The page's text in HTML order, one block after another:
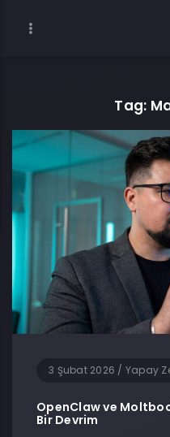
Tag:
3 Şubat 2026 / Yapay
OpenClaw ve
Bir Devrim